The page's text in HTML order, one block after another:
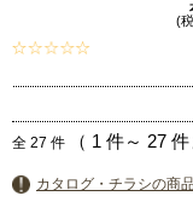
(
全 27 件 （ 1 件～ 27 件
カタログ・チラシの商